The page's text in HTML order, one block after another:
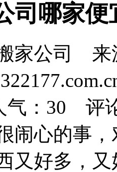
司哪家便
家公司 来
： 30 评
闹心的事
又好多，